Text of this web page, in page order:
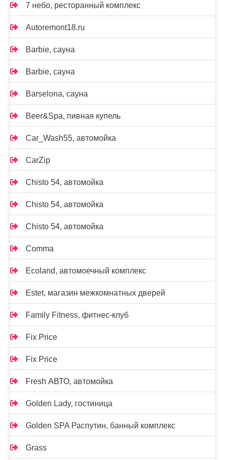
7 небо, ресторанный комплекс
Autoremont18.ru
Barbie, сауна
Barbie, сауна
Barselona, сауна
Beer&Spa, пивная купель
Car_Wash55, автомойка
CarZip
Chisto 54, автомойка
Chisto 54, автомойка
Chisto 54, автомойка
Comma
Ecoland, автомоечный комплекс
Estet, магазин межкомнатных дверей
Family Fitness, фитнес-клуб
Fix Price
Fix Price
Fresh АВТО, автомойка
Golden Lady, гостиница
Golden SPA Распутин, банный комплекс
Grass